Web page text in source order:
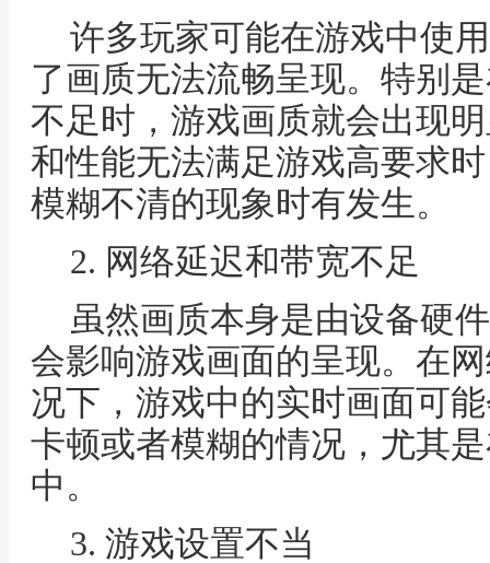
许多玩家可能在游戏中使
了画质无法流畅呈现。特别
不足时，游戏画质就会出现
和性能无法满足游戏高要求
模糊不清的现象时有发生。
2. 网络延迟和带宽不足
虽然画质本身是由设备硬
会影响游戏画面的呈现。在
况下，游戏中的实时画面可
卡顿或者模糊的情况，尤其
中。
3. 游戏设置不当